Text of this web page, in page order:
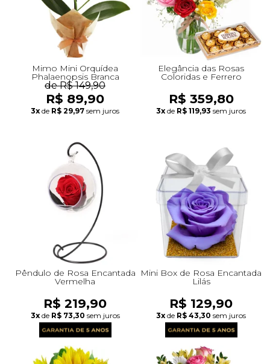
Mimo Mini Orquídea
Phalaenopsis Branca
de R$ 149,90
R$ 89,90
3x de R$ 29,97 sem juros
Elegância das Rosas
Coloridas e Ferrero
R$ 359,80
3x de R$ 119,93 sem juros
Pêndulo de Rosa Encantada
Vermelha
R$ 219,90
3x de R$ 73,30 sem juros
Mini Box de Rosa Encantada
Lilás
R$ 129,90
3x de R$ 43,30 sem juros